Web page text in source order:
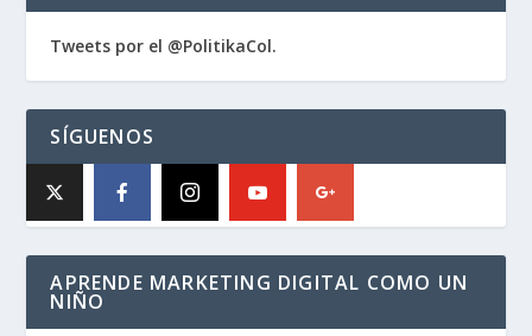
Tweets por el @PolitikaCol.
SÍGUENOS
APRENDE MARKETING DIGITAL COMO UN
NIÑO